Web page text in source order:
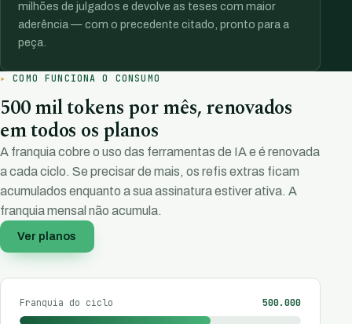
milhões de julgados e devolve as teses com maior
aderência — com o precedente citado, pronto para a
peça.
COMO FUNCIONA O CONSUMO
500 mil tokens por mês, renovados
em todos os planos
A franquia cobre o uso das ferramentas de IA e é renovada
a cada ciclo. Se precisar de mais, os refis extras ficam
acumulados enquanto a sua assinatura estiver ativa. A
franquia mensal não acumula.
Ver planos
Franquia do ciclo 500.000